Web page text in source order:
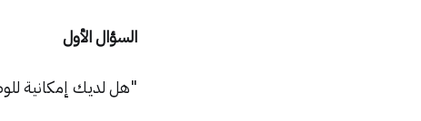
السؤال الأول
"هل لديك إمكانية